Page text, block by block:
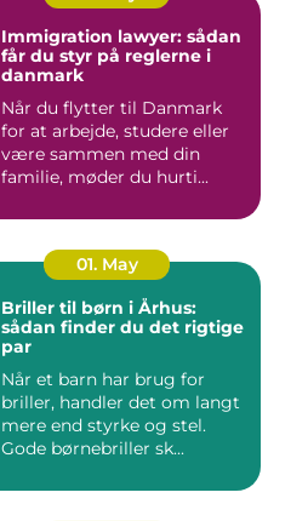
Immigration lawyer: sådan
får du styr på reglerne i
danmark
Når du flytter til Danmark
for at arbejde, studere eller
være sammen med din
familie, møder du hurti...
01. May
Briller til børn i Århus:
sådan finder du det rigtige
par
Når et barn har brug for
briller, handler det om langt
mere end styrke og stel.
Gode børnebriller sk...